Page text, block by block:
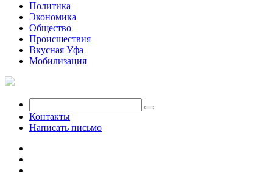
Политика
Экономика
Общество
Происшествия
Вкусная Уфа
Мобилизация
Контакты
Написать письмо